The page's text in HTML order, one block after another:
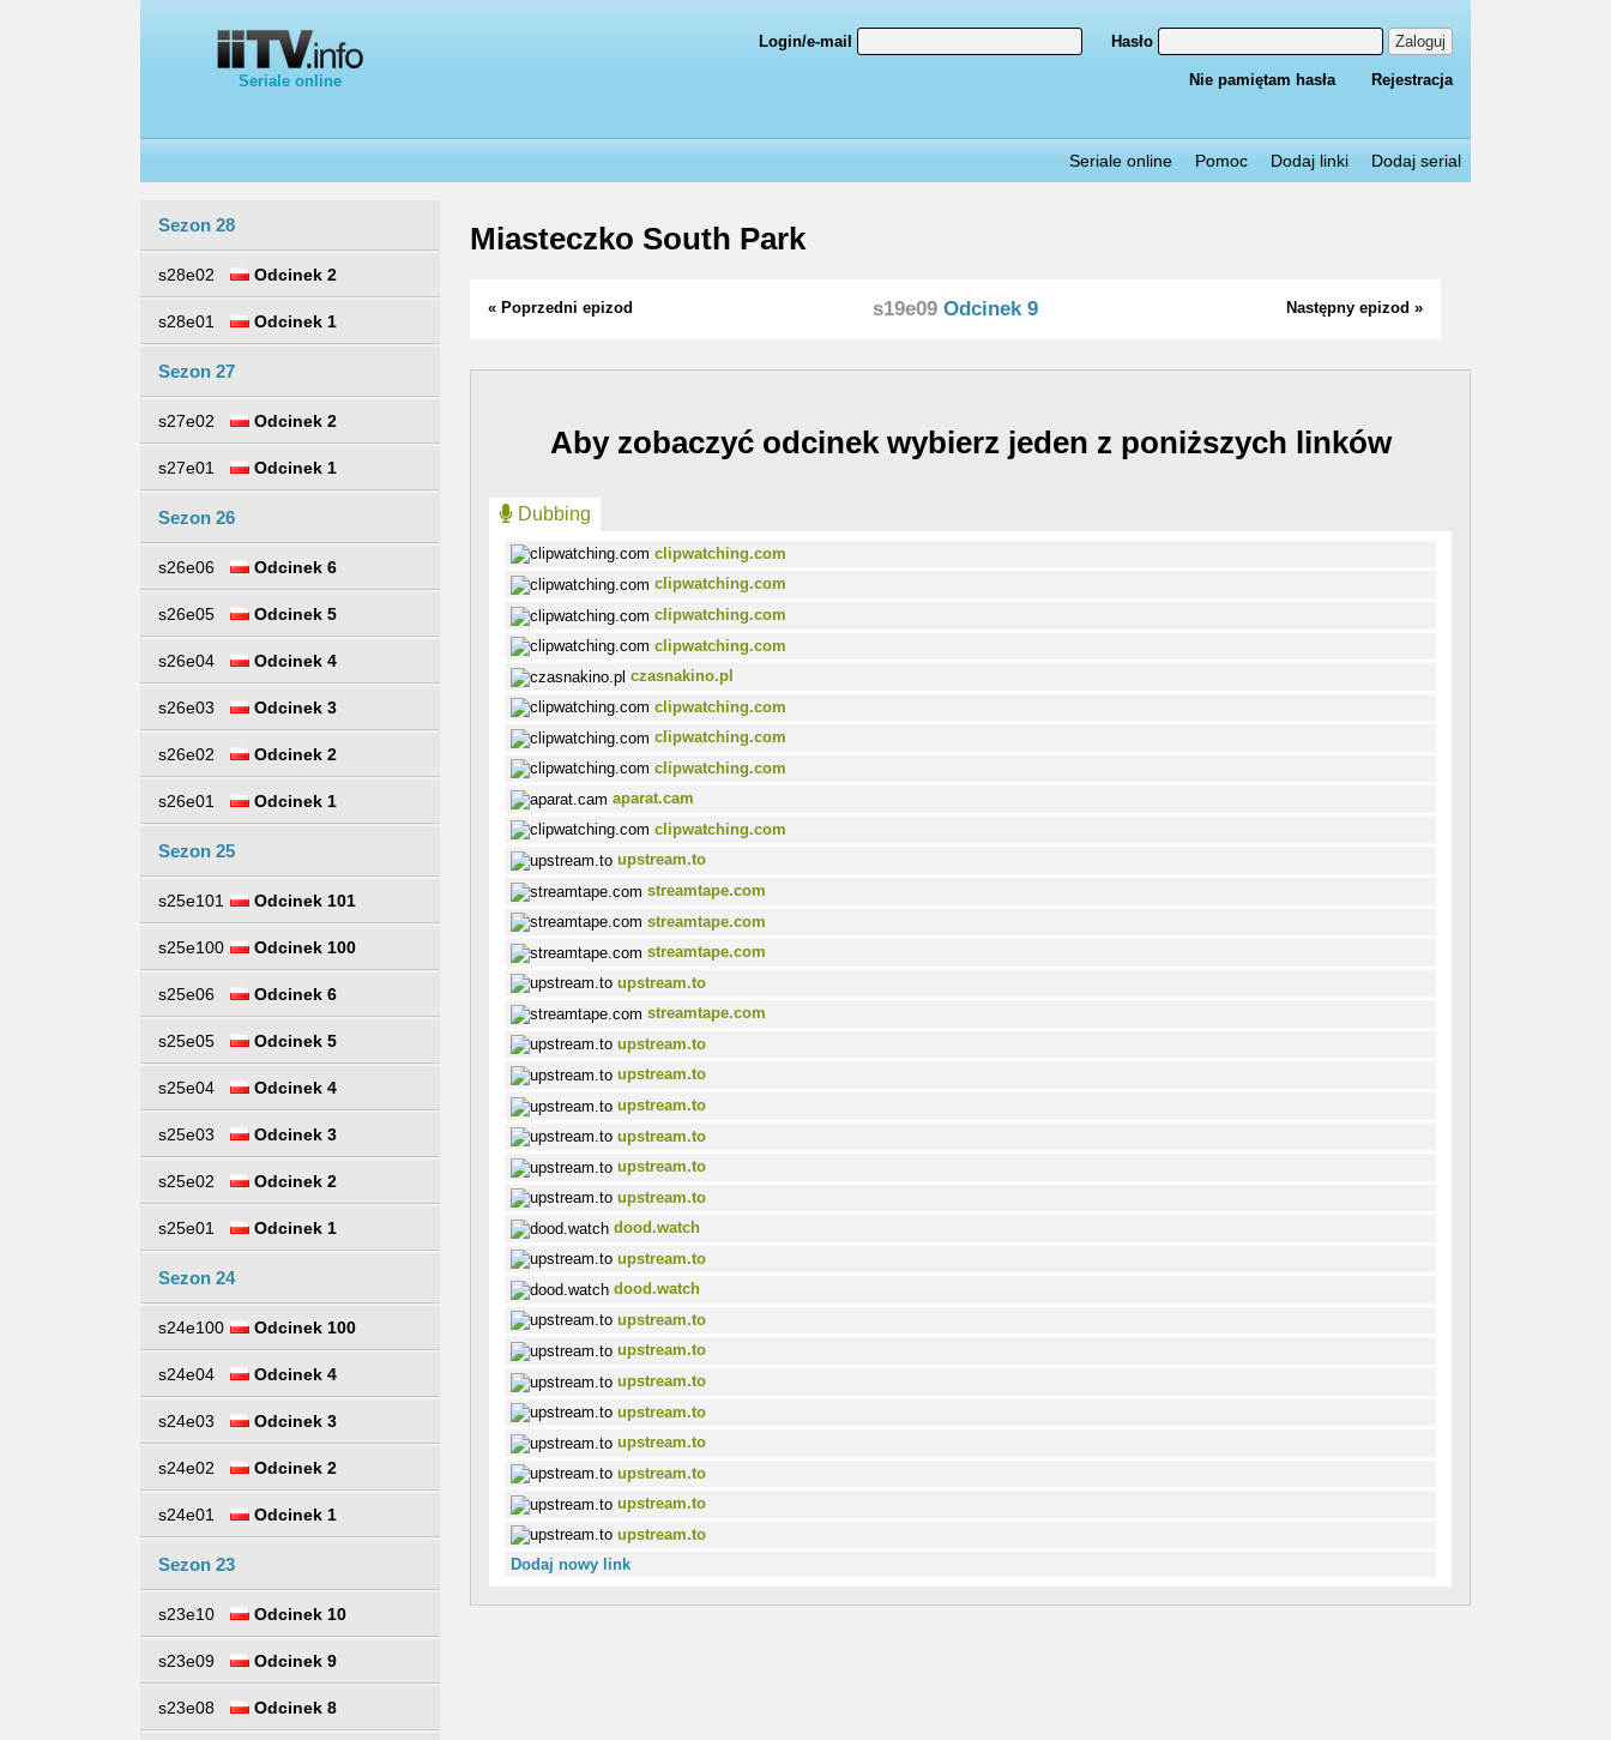
Seriale online
Login/e-mail Hasło Zaloguj
Nie pamiętam hasła Rejestracja
Seriale online Pomoc Dodaj linki Dodaj serial
Sezon 28
s28e02 Odcinek 2
s28e01 Odcinek 1
Sezon 27
s27e02 Odcinek 2
s27e01 Odcinek 1
Sezon 26
s26e06 Odcinek 6
s26e05 Odcinek 5
s26e04 Odcinek 4
s26e03 Odcinek 3
s26e02 Odcinek 2
s26e01 Odcinek 1
Sezon 25
s25e101 Odcinek 101
s25e100 Odcinek 100
s25e06 Odcinek 6
s25e05 Odcinek 5
s25e04 Odcinek 4
s25e03 Odcinek 3
s25e02 Odcinek 2
s25e01 Odcinek 1
Sezon 24
s24e100 Odcinek 100
s24e04 Odcinek 4
s24e03 Odcinek 3
s24e02 Odcinek 2
s24e01 Odcinek 1
Sezon 23
s23e10 Odcinek 10
s23e09 Odcinek 9
s23e08 Odcinek 8
Miasteczko South Park
« Poprzedni epizod Następny epizod »
s19e09 Odcinek 9
Aby zobaczyć odcinek wybierz jeden z poniższych linków
Dubbing
clipwatching.com
clipwatching.com
clipwatching.com
clipwatching.com
czasnakino.pl
clipwatching.com
clipwatching.com
clipwatching.com
aparat.cam
clipwatching.com
upstream.to
streamtape.com
streamtape.com
streamtape.com
upstream.to
streamtape.com
upstream.to
upstream.to
upstream.to
upstream.to
upstream.to
upstream.to
dood.watch
upstream.to
dood.watch
upstream.to
upstream.to
upstream.to
upstream.to
upstream.to
upstream.to
upstream.to
upstream.to
Dodaj nowy link